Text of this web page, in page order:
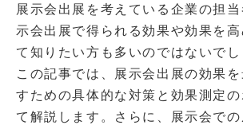
展示会出展を考えている企業の担
示会出展で得られる効果や効果を
て知りたい方も多いのではないでし
この記事では、展示会出展の効果
すための具体的な対策と効果測定
て解説します。さらに、展示会で